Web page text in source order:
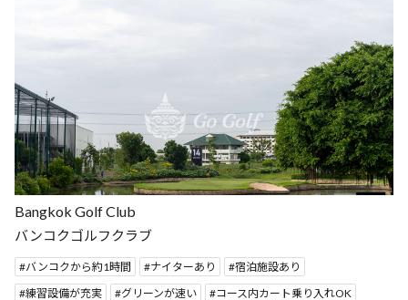
Bangkok Golf Club
バンコクゴルフクラブ
バンコクから約1時間 ナイターあり
宿泊施設あり
練習設備が充実
グリーンが速い コース内カート乗り入れOK